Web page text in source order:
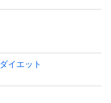
ダイエット